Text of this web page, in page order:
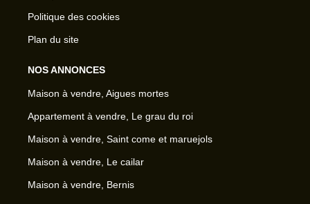
Politique des cookies
Plan du site
NOS ANNONCES
Maison à vendre, Aigues mortes
Appartement à vendre, Le grau du roi
Maison à vendre, Saint come et maruejols
Maison à vendre, Le cailar
Maison à vendre, Bernis